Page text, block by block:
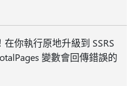
你執行原地升級到 SSRS
變數會回傳錯誤的